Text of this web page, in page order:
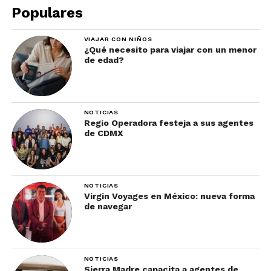
comunidades.
Embarcadero de Platis
Gialos
Algo de lo más tradicional que hay que hacer en
Mykonos es transportarse en una de sus
famosas barcas kaikes.
Populares
VIAJAR CON NIÑOS
¿Qué necesito para viajar con un menor
de edad?
NOTICIAS
Regio Operadora festeja a sus agentes
de CDMX
NOTICIAS
Virgin Voyages en México: nueva forma
de navegar
NOTICIAS